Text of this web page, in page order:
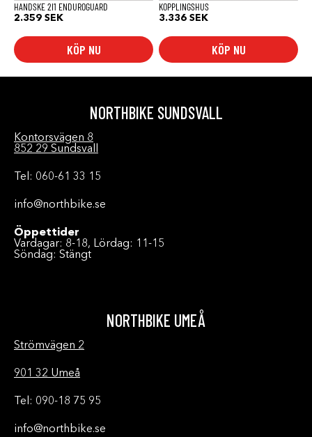
HANDSKE 2I1 ENDUROGUARD
2.359 SEK
KÖP NU
KOPPLINGSHUS
3.336 SEK
KÖP NU
NORTHBIKE SUNDSVALL
Kontorsvägen 8
852 29 Sundsvall
Tel: 060-61 33 15
info@northbike.se
Öppettider
Vardagar: 8-18, Lördag: 11-15
Söndag: Stängt
NORTHBIKE UMEÅ
Strömvägen 2
901 32 Umeå
Tel: 090-18 75 95
info@northbike.se